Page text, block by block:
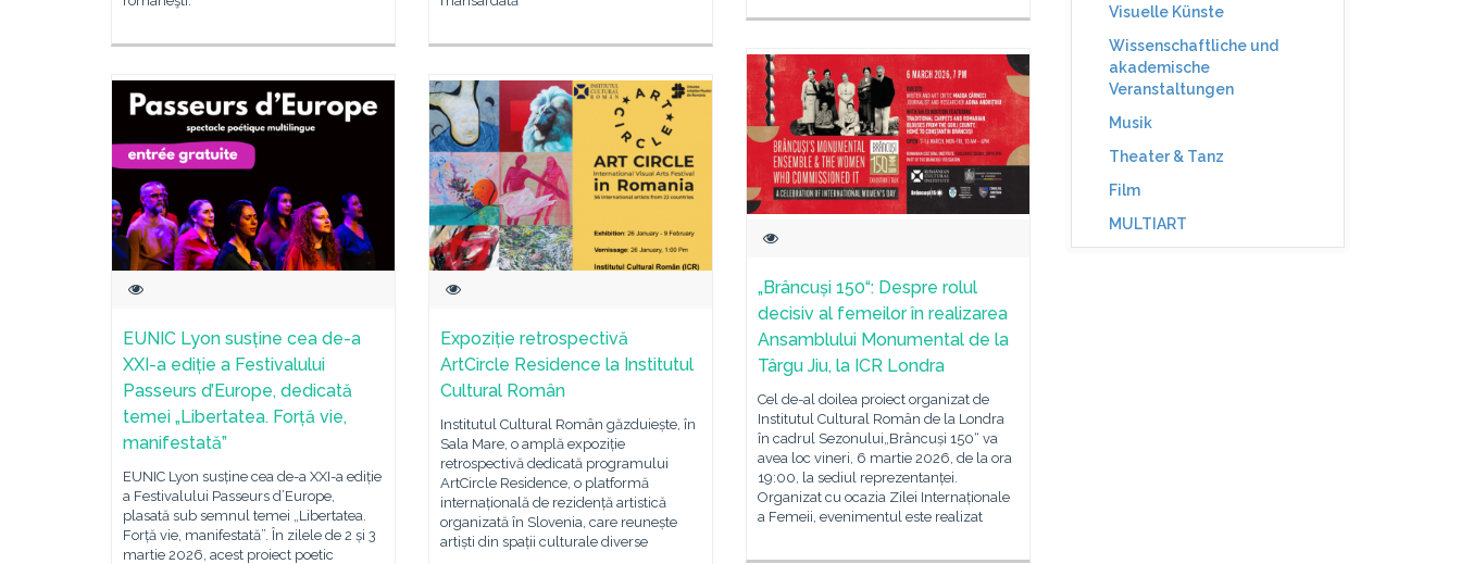
„Brâncuși 150“: Despre rolul
decisiv al femeilor în realizarea
Ansamblului Monumental de la
Târgu Jiu, la ICR Londra
Cel de-al doilea proiect organizat de
Institutul Cultural Român de la Londra
în cadrul Sezonului„Brâncuși 150“ va
avea loc vineri, 6 martie 2026, de la ora
19:00, la sediul reprezentanței.
Organizat cu ocazia Zilei Internaționale
a Femeii, evenimentul este realizat
EUNIC Lyon susține cea de-a
XXI-a ediție a Festivalului
Passeurs d’Europe, dedicată
temei „Libertatea. Forță vie,
manifestată”
EUNIC Lyon susține cea de-a XXI-a ediție
a Festivalului Passeurs d’Europe,
plasată sub semnul temei „Libertatea.
Forță vie, manifestată”. În zilele de 2 și 3
martie 2026, acest proiect poetic
Expoziție retrospectivă
ArtCircle Residence la Institutul
Cultural Român
Institutul Cultural Român găzduiește, în
Sala Mare, o amplă expoziție
retrospectivă dedicată programului
ArtCircle Residence, o platformă
internațională de rezidență artistică
organizată în Slovenia, care reunește
artiști din spații culturale diverse
Visuelle Künste
Wissenschaftliche und
akademische
Veranstaltungen
Musik
Theater & Tanz
Film
MULTIART